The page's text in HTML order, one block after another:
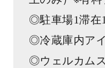
◎駐車場1滞在
◎冷蔵庫内ア
◎ウェルカム